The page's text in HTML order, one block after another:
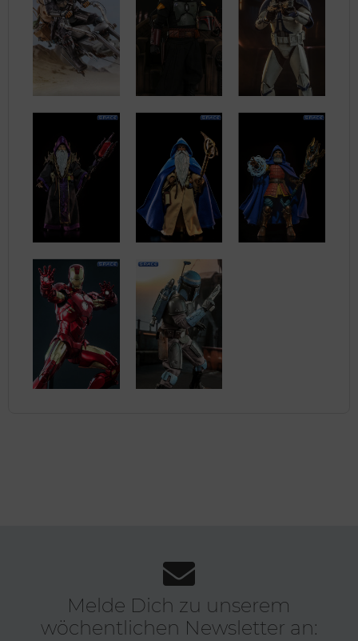
Melde Dich zu unserem
wöchentlichen Newsletter an: